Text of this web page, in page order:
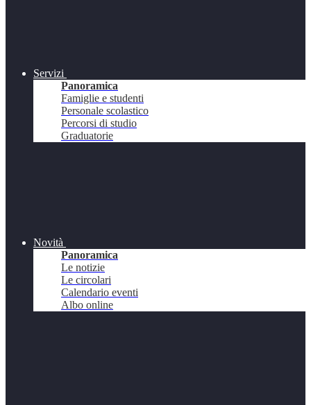
Servizi
Panoramica
Famiglie e studenti
Personale scolastico
Percorsi di studio
Graduatorie
Novità
Panoramica
Le notizie
Le circolari
Calendario eventi
Albo online